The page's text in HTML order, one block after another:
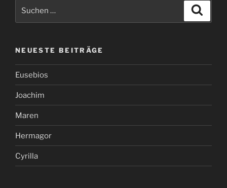
NEUESTE BEITRÄGE
Eusebios
Joachim
Maren
Hermagor
Cyrilla